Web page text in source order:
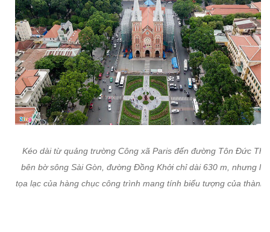
Kéo dài từ quảng trường Công xã Paris đến đường Tôn Đức
bên bờ sông Sài Gòn, đường Đồng Khởi chỉ dài 630 m, nhưng là
tọa lạc của hàng chục công trình mang tính biểu tượng của thành